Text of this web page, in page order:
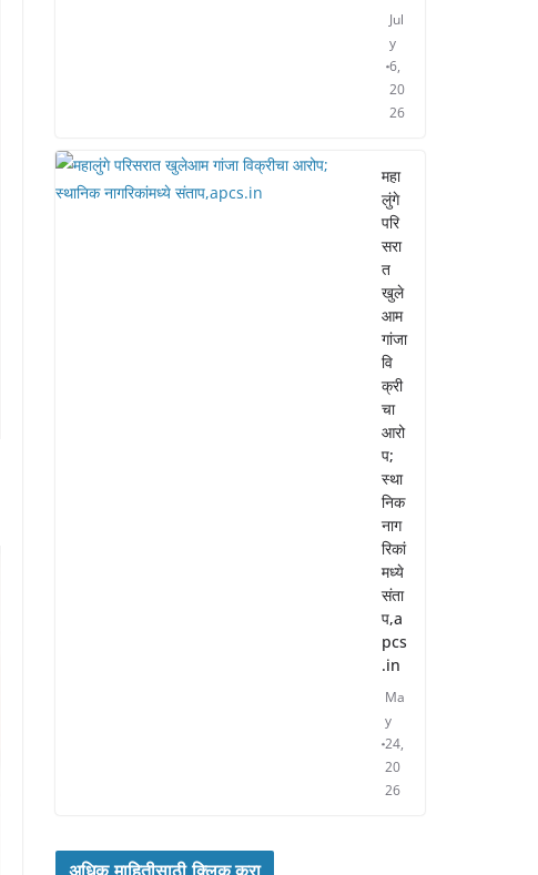
Jul
y
6,
20
26
महा
लुंगे
परि
सरा
त
खुले
आम
गांजा
वि
क्री
चा
आरो
प;
स्था
निक
नाग
रिकां
मध्ये
संता
प,a
pcs
.in
Ma
y
24,
20
26